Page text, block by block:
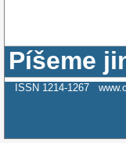
Píšeme
ISSN 1214-1267